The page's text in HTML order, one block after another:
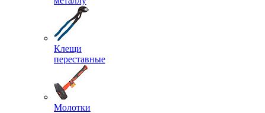
Клещи
переставные
Молотки